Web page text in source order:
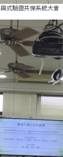
式驗證共保系統大會